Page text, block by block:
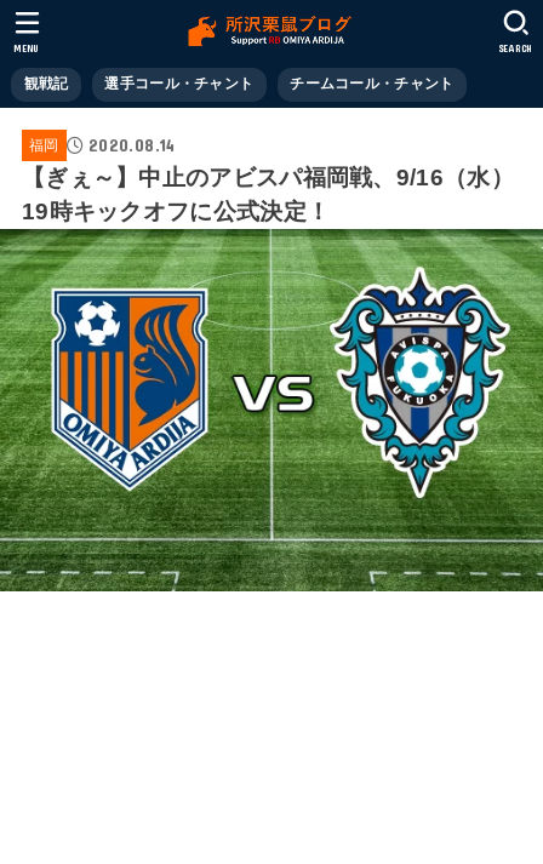
観戦記 選手コール・チャント チームコール・チャント
SEARCH
MENU
福岡 2020.08.14
【ぎぇ～】中止のアビスパ福岡戦、9/16（水）
19時キックオフに公式決定！